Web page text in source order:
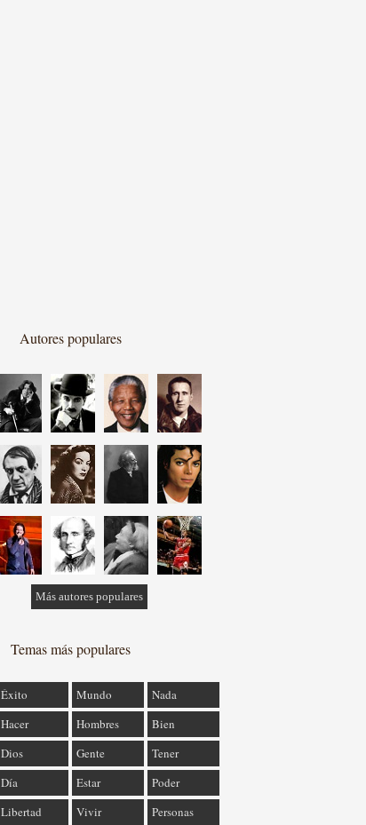
Autores populares
Más autores populares
Temas más populares
Éxito Mundo
Nada
Hacer Hombres
Bien
Dios Gente
Tener
Día Estar
Poder
Libertad Vivir Personas